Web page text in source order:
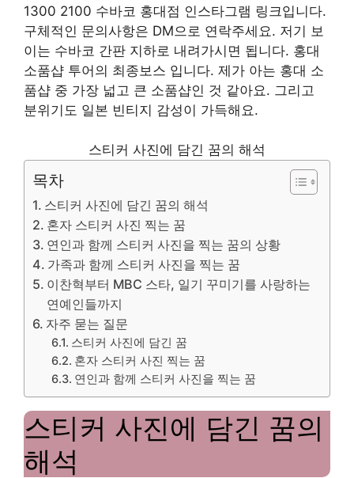
1300 2100 수바코 홍대점 인스타그램 링크입니다.
구체적인 문의사항은 DM으로 연락주세요. 저기 보
이는 수바코 간판 지하로 내려가시면 됩니다. 홍대
소품샵 투어의 최종보스 입니다. 제가 아는 홍대 소
품샵 중 가장 넓고 큰 소품샵인 것 같아요. 그리고
분위기도 일본 빈티지 감성이 가득해요.
스티커 사진에 담긴 꿈의 해석
목차
스티커 사진에 담긴 꿈의 해석
혼자 스티커 사진 찍는 꿈
연인과 함께 스티커 사진을 찍는 꿈의 상황
가족과 함께 스티커 사진을 찍는 꿈
이찬혁부터 MBC 스타, 일기 꾸미기를 사랑하는
연예인들까지
자주 묻는 질문
스티커 사진에 담긴 꿈
혼자 스티커 사진 찍는 꿈
연인과 함께 스티커 사진을 찍는 꿈
스티커 사진에 담긴 꿈의
해석